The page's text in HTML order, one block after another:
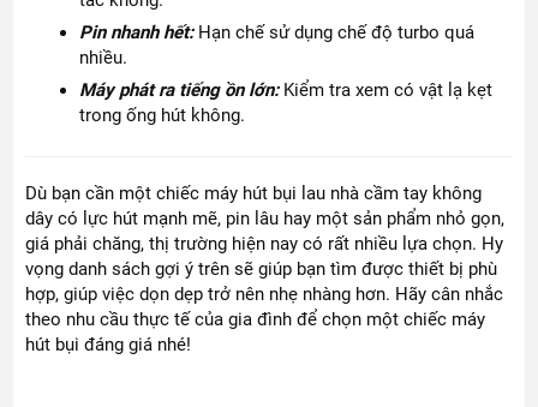
Pin nhanh hết:Hạn chế sử dụng chế độ turbo quá
nhiều.
Máy phát ra tiếng ồn lớn:Kiểm tra xem có vật lạ kẹt
trong ống hút không.
Dù bạn cần một chiếc máy hút bụi lau nhà cầm tay không
dây có lực hút mạnh mẽ, pin lâu hay một sản phẩm nhỏ gọn,
giá phải chăng, thị trường hiện nay có rất nhiều lựa chọn. Hy
vọng danh sách gợi ý trên sẽ giúp bạn tìm được thiết bị phù
hợp, giúp việc dọn dẹp trở nên nhẹ nhàng hơn. Hãy cân nhắc
theo nhu cầu thực tế của gia đình để chọn một chiếc máy
hút bụi đáng giá nhé!